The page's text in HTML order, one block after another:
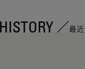
最近